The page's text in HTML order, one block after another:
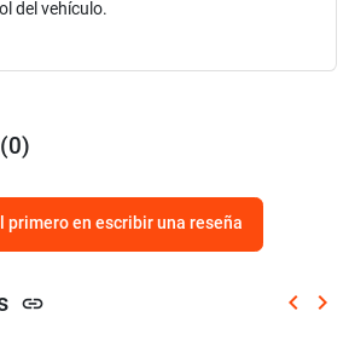
del vehículo.
primero en escribir una reseña
link keyboard_arrow_left keyboard_arrow_right